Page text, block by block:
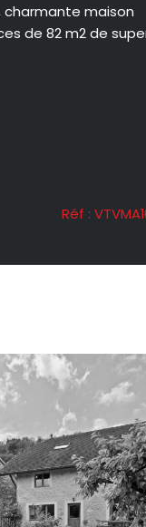
charmante maison
de 82 m2 de
Réf :